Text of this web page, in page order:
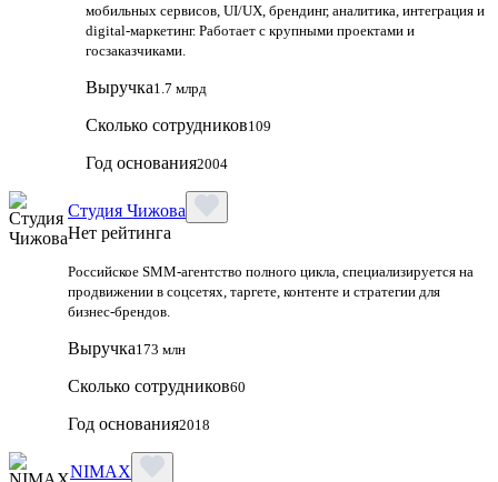
мобильных сервисов, UI/UX, брендинг, аналитика, интеграция и
digital-маркетинг. Работает с крупными проектами и
госзаказчиками.
Выручка1.7 млрд
Сколько сотрудников109
Год основания2004
Студия Чижова
Нет рейтинга
Российское SMM-агентство полного цикла, специализируется на
продвижении в соцсетях, таргете, контенте и стратегии для
бизнес-брендов.
Выручка173 млн
Сколько сотрудников60
Год основания2018
NIMAX